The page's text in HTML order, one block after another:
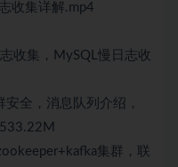
收集详解.mp4
收集，MySQL慢日志收
全，消息队列介绍，
集群，联